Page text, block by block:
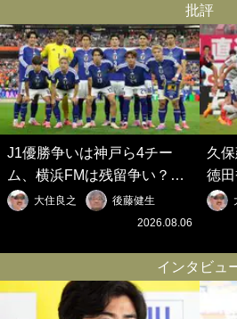
批評
J1優勝争いは神戸ら4チー
ム、横浜FMは残留争い？大
混戦のJ2はRB大宮に注目！
歴代最強の日本代表をJリー
の秋春制｣の大激論】(6)
大住良之
後藤健生
2026.08.06
久
徳
切れ
｢0
春制
インタビュ